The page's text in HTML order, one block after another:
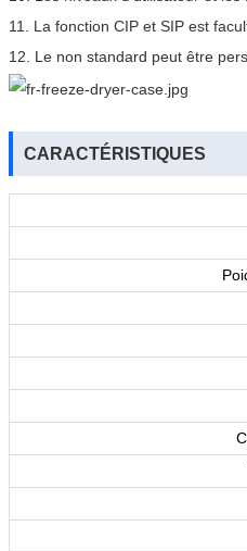
11. La fonction CIP et SIP est
12. Le non standard peut être
CARACTÉRISTIQUES